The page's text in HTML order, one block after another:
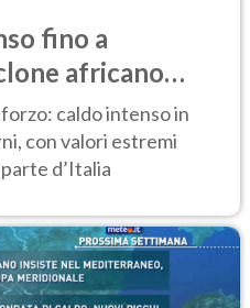
fino a
africano
caldo intenso in
con valori estremi
d’Italia